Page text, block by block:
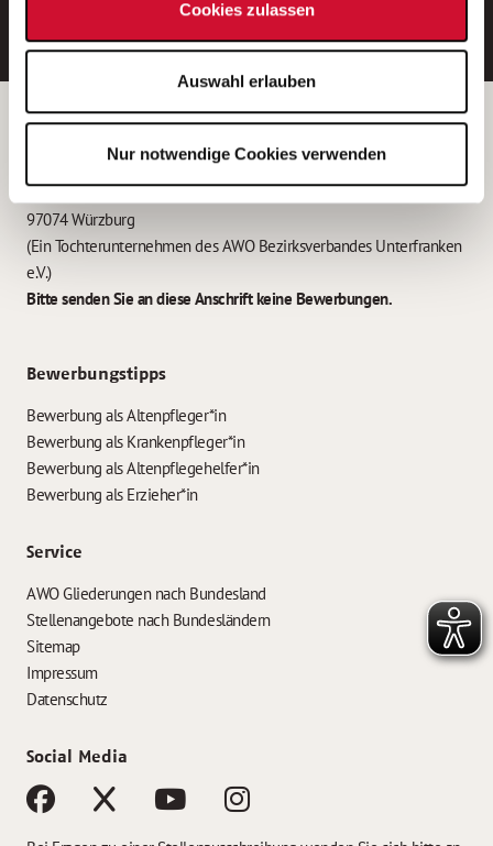
Cookies zulassen
Auswahl erlauben
Nur notwendige Cookies verwenden
E-Mail-Adresse eintragen
Betreiber der Webseite
Garitz Bewirtschaftungsbetriebe GmbH
Kantstraße 45a
97074 Würzburg
(Ein Tochterunternehmen des AWO Bezirksverbandes Unterfranken
e.V.)
Bitte senden Sie an diese Anschrift keine Bewerbungen.
Bewerbungstipps
Bewerbung als Altenpfleger*in
Bewerbung als Krankenpfleger*in
Bewerbung als Altenpflegehelfer*in
Bewerbung als Erzieher*in
Service
AWO Gliederungen nach Bundesland
Stellenangebote nach Bundesländern
Sitemap
Impressum
Datenschutz
Social Media